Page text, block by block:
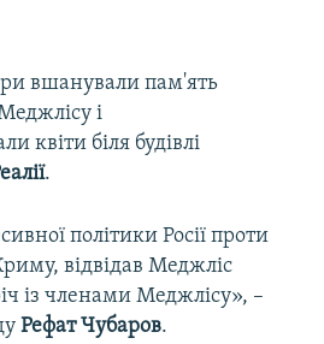
вшанували пам'ять
і
квіти біля будівлі
.
політики Росії проти
відвідав Меджліс
із членами Меджлісу», –
Рефат Чубаров.